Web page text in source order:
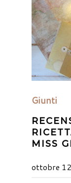
Giunti
MISS
ottobre